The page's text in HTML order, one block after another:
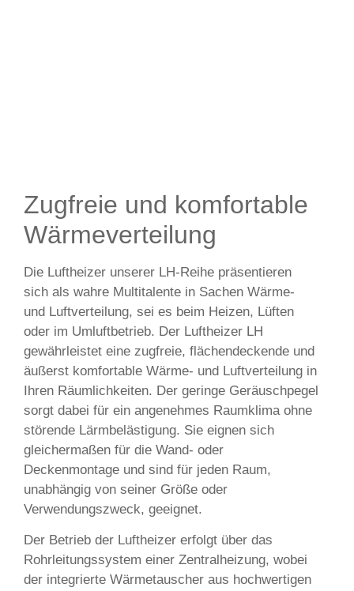
Zugfreie und komfortable
Wärmeverteilung
Die Luftheizer unserer LH-Reihe präsentieren
sich als wahre Multitalente in Sachen Wärme-
und Luftverteilung, sei es beim Heizen, Lüften
oder im Umluftbetrieb. Der Luftheizer LH
gewährleistet eine zugfreie, flächendeckende und
äußerst komfortable Wärme- und Luftverteilung in
Ihren Räumlichkeiten. Der geringe Geräuschpegel
sorgt dabei für ein angenehmes Raumklima ohne
störende Lärmbelästigung. Sie eignen sich
gleichermaßen für die Wand- oder
Deckenmontage und sind für jeden Raum,
unabhängig von seiner Größe oder
Verwendungszweck, geeignet.
Der Betrieb der Luftheizer erfolgt über das
Rohrleitungssystem einer Zentralheizung, wobei
der integrierte Wärmetauscher aus hochwertigen